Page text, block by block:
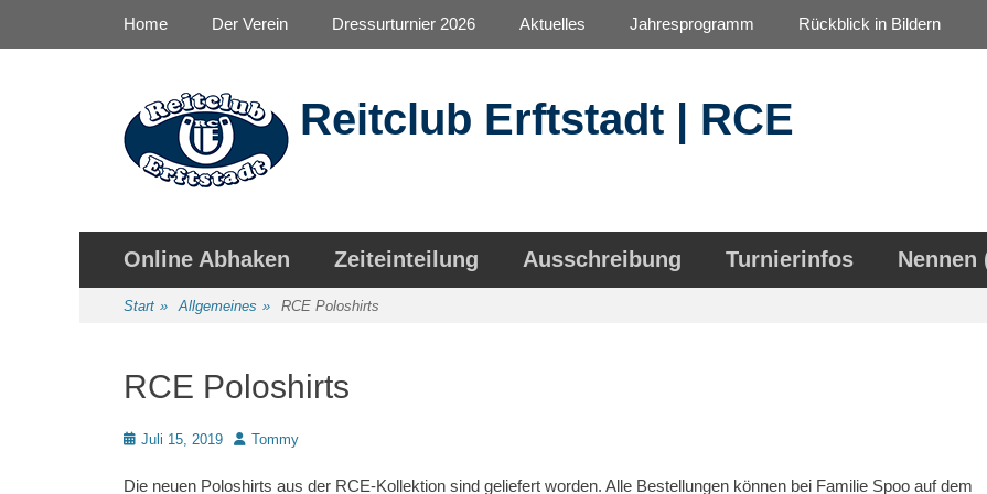
Reitclub Erftstadt | RCE
Primäres Menü
Home Der Verein Dressurturnier 2026 Aktuelles Jahresprogramm Rückblick in Bildern
Sekundäres Menü
Inhalt
springen
Online Abhaken Zeiteinteilung Ausschreibung Turnierinfos Nennen
Start » Allgemeines » RCE Poloshirts
RCE Poloshirts
PostedJuli 15, 2019 AutorTommy
Die neuen Poloshirts aus der RCE-Kollektion sind geliefert worden. Alle Bestellungen können bei Familie Spoo auf dem